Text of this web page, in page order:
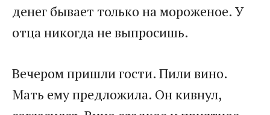
денег бывает только на мороженое. У
отца никогда не выпросишь.
Вечером пришли гости. Пили вино.
Мать ему предложила. Он кивнул,